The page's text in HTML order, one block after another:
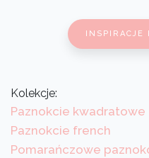
Kolekcje:
Paznokcie kwadratowe
Paznokcie french
Pomarańczowe